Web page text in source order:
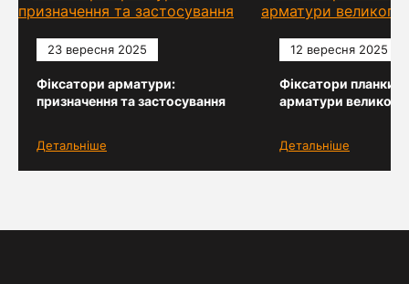
23 вересня 2025
Фіксатори арматури:
призначення та застосування
Детальніше
12 вересня 2025
Фіксатори планки
арматури великого
Детальніше